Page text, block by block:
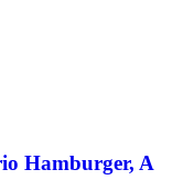
Hamburger, A